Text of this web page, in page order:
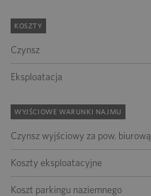
KOSZTY
Czynsz
Eksploatacja
WYJŚCIOWE WARUNKI NAJMU
Czynsz wyjściowy za pow. biurową
Koszty eksploatacyjne
Koszt parkingu naziemnego